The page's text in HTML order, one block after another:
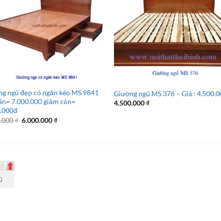
ngủ đẹp có ngăn kéo MS 9841
7.000.000 giảm còn=
₫ Giá
6.000.000₫Giá
Giường ngủ MS 376 – Giá :
4.500.000₫